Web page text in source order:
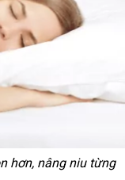
hơn, nâng niu từng